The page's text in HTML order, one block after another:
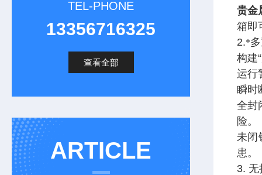
TEL-PHONE
13356716325
查看全部
ARTICLE
贵金
箱即
2.*
构建
运行
瞬时
全封
险。
未闭
患。
3. 无